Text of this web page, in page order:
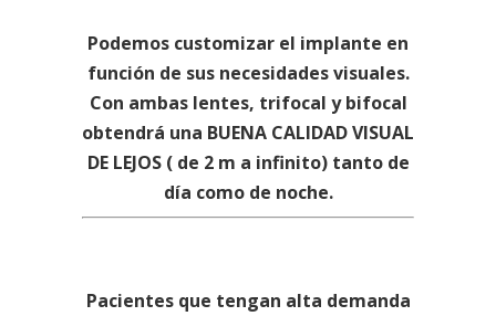
Podemos customizar el implante en
función de sus necesidades visuales.
Con ambas lentes, trifocal y bifocal
obtendrá una BUENA CALIDAD VISUAL
DE LEJOS ( de 2 m a infinito) tanto de
día como de noche.
Pacientes que tengan alta demanda